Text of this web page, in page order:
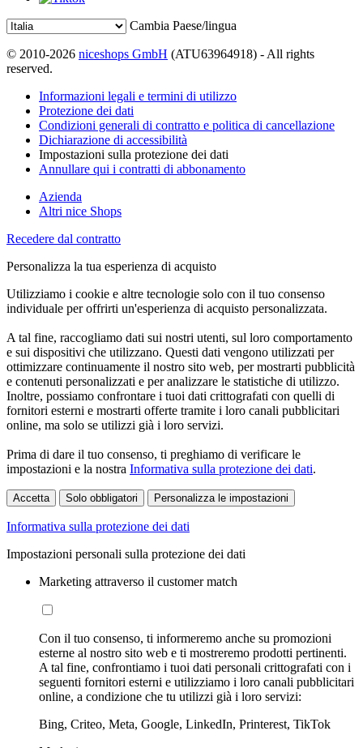
Cambia Paese/lingua
© 2010-2026 niceshops GmbH (ATU63964918) - All rights
reserved.
Informazioni legali e termini di utilizzo
Protezione dei dati
Condizioni generali di contratto e politica di cancellazione
Dichiarazione di accessibilità
Impostazioni sulla protezione dei dati
Annullare qui i contratti di abbonamento
Azienda
Altri nice Shops
Recedere dal contratto
Personalizza la tua esperienza di acquisto
Utilizziamo i cookie e altre tecnologie solo con il tuo consenso
individuale per offrirti un'esperienza di acquisto personalizzata.
A tal fine, raccogliamo dati sui nostri utenti, sul loro comportamento
e sui dispositivi che utilizzano. Questi dati vengono utilizzati per
ottimizzare continuamente il nostro sito web, per mostrarti pubblicità
e contenuti personalizzati e per analizzare le statistiche di utilizzo.
Inoltre, possiamo confrontare i tuoi dati crittografati con quelli di
fornitori esterni e mostrarti offerte tramite i loro canali pubblicitari
online, ma solo se utilizzi già i loro servizi.
Prima di dare il tuo consenso, ti preghiamo di verificare le
impostazioni e la nostra Informativa sulla protezione dei dati.
Accetta Solo obbligatori Personalizza le impostazioni
Informativa sulla protezione dei dati
Impostazioni personali sulla protezione dei dati
Marketing attraverso il customer match
Con il tuo consenso, ti informeremo anche su promozioni
esterne al nostro sito web e ti mostreremo prodotti pertinenti.
A tal fine, confrontiamo i tuoi dati personali crittografati con i
seguenti fornitori esterni e utilizziamo i loro canali pubblicitari
online, a condizione che tu utilizzi già i loro servizi:
Bing, Criteo, Meta, Google, LinkedIn, Printerest, TikTok